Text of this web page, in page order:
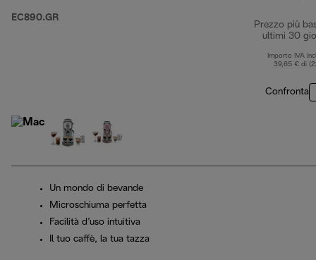
EC890.GR
Prezzo più
ultimi 30
Importo IVA
39,65 € di
Confronta
Un mondo di bevande
Microschiuma perfetta
Facilità d’uso intuitiva
Il tuo caffè, la tua tazza